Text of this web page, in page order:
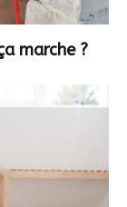
marche ?